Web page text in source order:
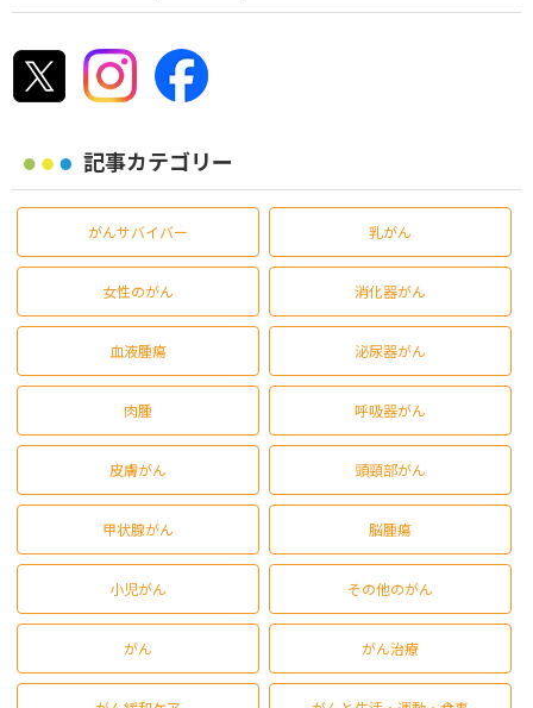
記事カテゴリー
がんサバイバー 乳がん
女性のがん 消化器がん
血液腫瘍 泌尿器がん
肉腫 呼吸器がん
皮膚がん 頭頸部がん
甲状腺がん 脳腫瘍
小児がん その他のがん
がん がん治療